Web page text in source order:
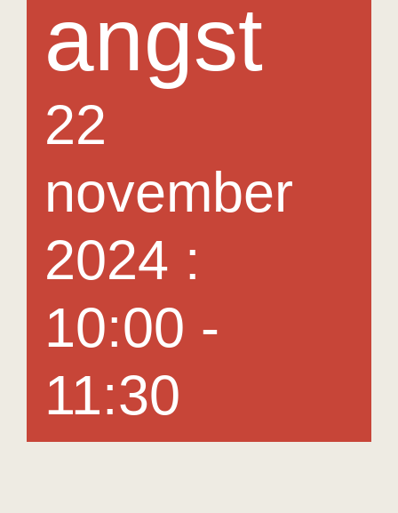
Medewerkers
Agenda
In het nieuws
angst
22
november
2024 :
10:00 -
11:30